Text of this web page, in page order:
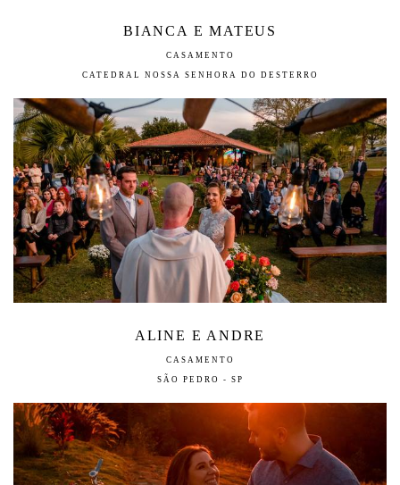
BIANCA E MATEUS
CASAMENTO
CATEDRAL NOSSA SENHORA DO DESTERRO
ALINE E ANDRE
CASAMENTO
SÃO PEDRO - SP